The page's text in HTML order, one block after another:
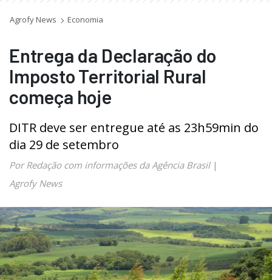
Agrofy News Economia
Entrega da Declaração do
Imposto Territorial Rural
começa hoje
DITR deve ser entregue até as 23h59min do
dia 29 de setembro
Por Redação com informações da Agência Brasil|
Agrofy News